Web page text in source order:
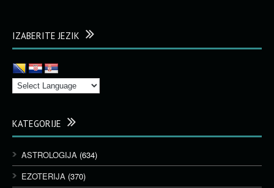
IZABERITE JEZIK
KATEGORIJE
ASTROLOGIJA (634)
EZOTERIJA (370)